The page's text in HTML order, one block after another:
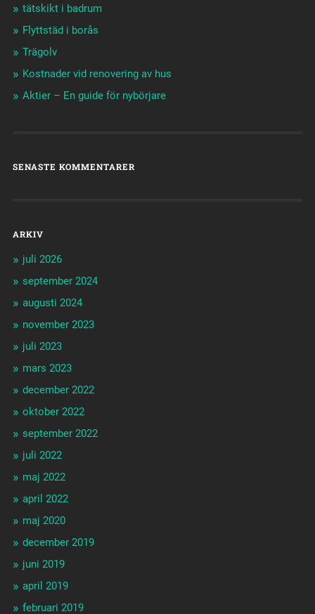
tätskikt i badrum
Flyttstäd i borås
Trägolv
Kostnader vid renovering av hus
Aktier – En guide för nybörjare
SENASTE KOMMENTARER
ARKIV
juli 2026
september 2024
augusti 2024
november 2023
juli 2023
mars 2023
december 2022
oktober 2022
september 2022
juli 2022
maj 2022
april 2022
maj 2020
december 2019
juni 2019
april 2019
februari 2019